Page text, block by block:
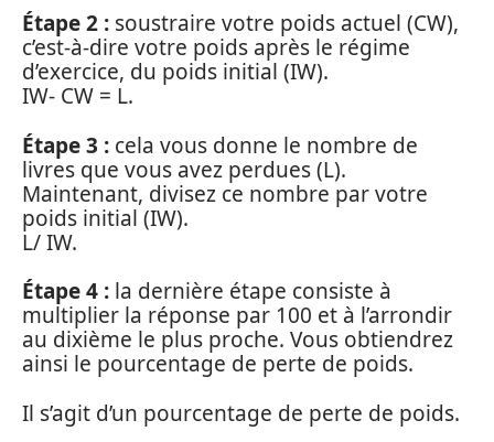
Étape 2 : soustraire votre poids actuel (CW),
c’est-à-dire votre poids après le régime
d’exercice, du poids initial (IW).
IW- CW = L.
Étape 3 : cela vous donne le nombre de
livres que vous avez perdues (L).
Maintenant, divisez ce nombre par votre
poids initial (IW).
L/ IW.
Étape 4 : la dernière étape consiste à
multiplier la réponse par 100 et à l’arrondir
au dixième le plus proche. Vous obtiendrez
ainsi le pourcentage de perte de poids.
Il s’agit d’un pourcentage de perte de poids.